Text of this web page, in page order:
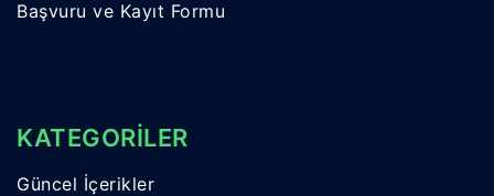
Başvuru ve Kayıt Formu
KATEGORİLER
Güncel İçerikler